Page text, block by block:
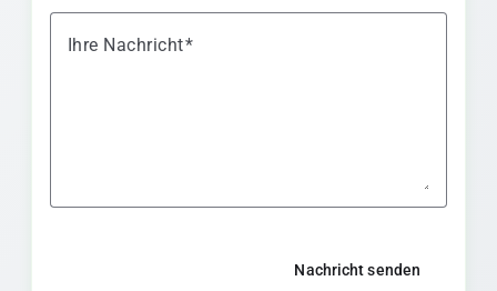
Ihre Nachricht
Nachricht senden